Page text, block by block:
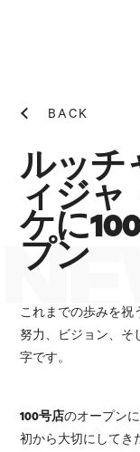
BACK
ルッチ
ィジャ
ケに
プン
これまでの歩みを祝
努力、ビジョン、そ
字です。
100号店のオープンに
初から大切にしてき